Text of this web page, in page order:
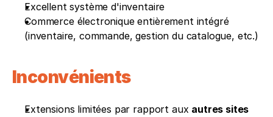
Excellent système d'inventaire
Commerce électronique entièrement intégré
(inventaire, commande, gestion du catalogue, etc.)
Inconvénients
Extensions limitées par rapport aux autres sites